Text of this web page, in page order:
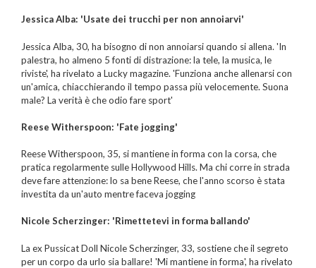
Jessica Alba: 'Usate dei trucchi per non annoiarvi'
Jessica Alba, 30, ha bisogno di non annoiarsi quando si allena. 'In
palestra, ho almeno 5 fonti di distrazione: la tele, la musica, le
riviste', ha rivelato a Lucky magazine. 'Funziona anche allenarsi con
un'amica, chiacchierando il tempo passa più velocemente. Suona
male? La verità è che odio fare sport'
Reese Witherspoon: 'Fate jogging'
Reese Witherspoon, 35, si mantiene in forma con la corsa, che
pratica regolarmente sulle Hollywood Hills. Ma chi corre in strada
deve fare attenzione: lo sa bene Reese, che l'anno scorso è stata
investita da un'auto mentre faceva jogging
Nicole Scherzinger: 'Rimettetevi in forma ballando'
La ex Pussicat Doll Nicole Scherzinger, 33, sostiene che il segreto
per un corpo da urlo sia ballare! 'Mi mantiene in forma', ha rivelato